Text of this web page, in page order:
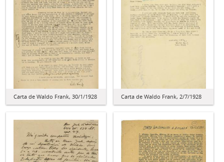
Carta de Waldo Frank, 30/1/1928 Carta de Waldo Frank, 2/7/1928